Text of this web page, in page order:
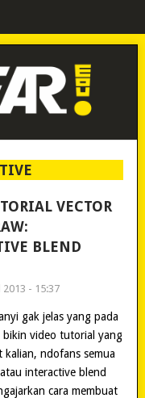
VECTOR
BLEND
2013 - 15:37
gak jelas yang pada
bikin video tutorial yang
ndofans semua
interactive blend
cara membuat